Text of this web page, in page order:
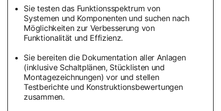
Sie testen das Funktionsspektrum von
Systemen und Komponenten und suchen nach
Möglichkeiten zur Verbesserung von
Funktionalität und Effizienz.
Sie bereiten die Dokumentation aller Anlagen
(inklusive Schaltplänen, Stücklisten und
Montagezeichnungen) vor und stellen
Testberichte und Konstruktionsbewertungen
zusammen.